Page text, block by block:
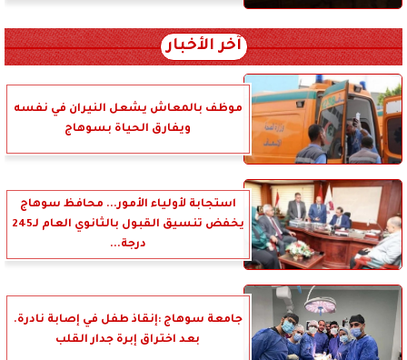
آخر الأخبار
موظف بالمعاش يشعل النيران في نفسه
ويفارق الحياة بسوهاج
استجابة لأولياء الأمور... محافظ سوهاج
يخفض تنسيق القبول بالثانوي العام لـ245
درجة...
جامعة سوهاج :إنقاذ طفل في إصابة نادرة.
بعد اختراق إبرة جدار القلب